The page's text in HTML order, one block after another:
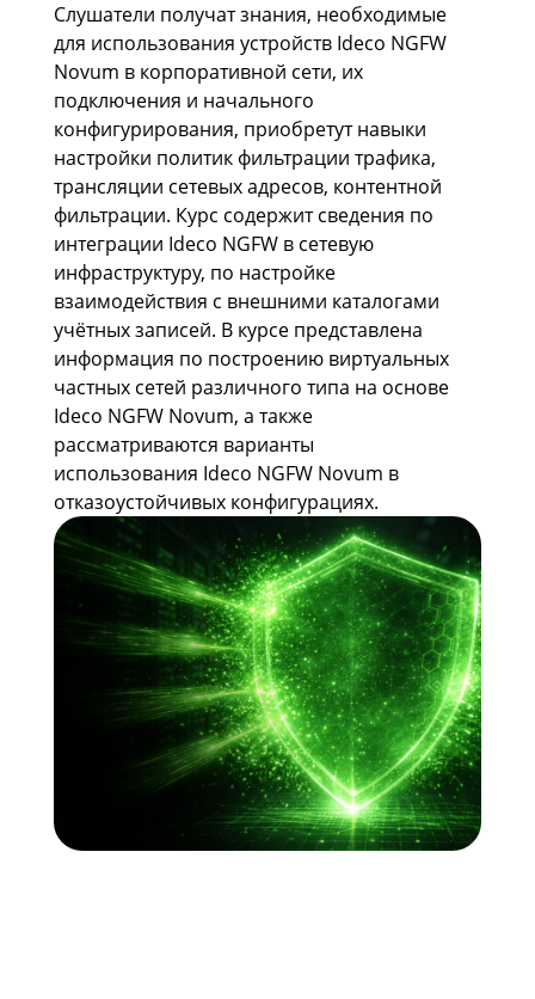
Слушатели получат знания, необходимые
для использования устройств Ideco NGFW
Novum в корпоративной сети, их
подключения и начального
конфигурирования, приобретут навыки
настройки политик фильтрации трафика,
трансляции сетевых адресов, контентной
фильтрации. Курс содержит сведения по
интеграции Ideco NGFW в сетевую
инфраструктуру, по настройке
взаимодействия с внешними каталогами
учётных записей. В курсе представлена
информация по построению виртуальных
частных сетей различного типа на основе
Ideco NGFW Novum, а также
рассматриваются варианты
использования Ideco NGFW Novum в
отказоустойчивых конфигурациях.